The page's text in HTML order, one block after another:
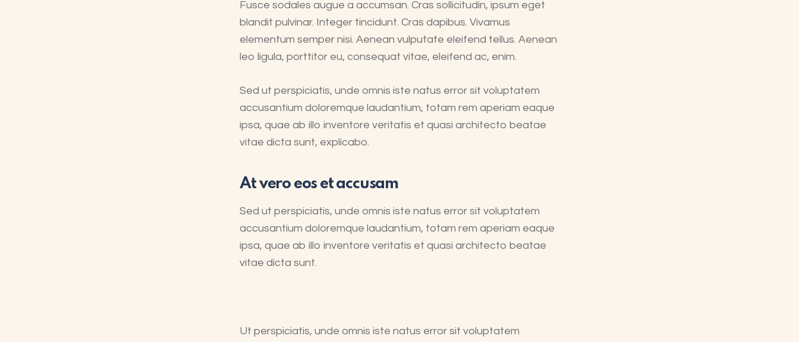
Fusce sodales augue a accumsan. Cras sollicitudin, ipsum eget
blandit pulvinar. Integer tincidunt. Cras dapibus. Vivamus
elementum semper nisi. Aenean vulputate eleifend tellus. Aenean
leo ligula, porttitor eu, consequat vitae, eleifend ac, enim.
Sed ut perspiciatis, unde omnis iste natus error sit voluptatem
accusantium doloremque laudantium, totam rem aperiam eaque
ipsa, quae ab illo inventore veritatis et quasi architecto beatae
vitae dicta sunt, explicabo.
At vero eos et accusam
Sed ut perspiciatis, unde omnis iste natus error sit voluptatem
accusantium doloremque laudantium, totam rem aperiam eaque
ipsa, quae ab illo inventore veritatis et quasi architecto beatae
vitae dicta sunt.
Ut perspiciatis, unde omnis iste natus error sit voluptatem